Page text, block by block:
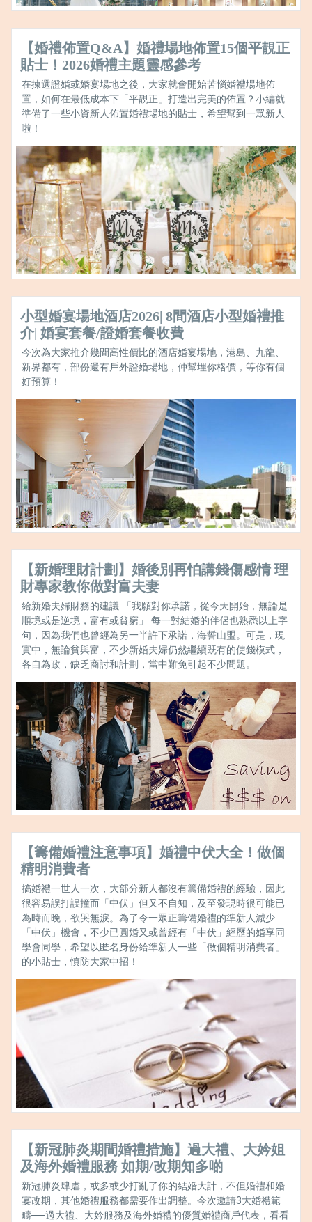
【婚禮佈置Q&A】婚禮場地佈置15個平靚正
貼士！2026婚禮主題靈感參考
在揀選證婚或婚宴場地之後，大家就會開始苦惱婚禮場地佈
置，如何在最低成本下「平靚正」打造出完美的佈置？小編就
準備了一些小資新人佈置婚禮場地的貼士，希望幫到一眾新人
啦！
小型婚宴場地酒店2026| 8間酒店小型婚禮推
介| 婚宴套餐/證婚套餐收費
今次為大家推介幾間高性價比的酒店婚宴場地，港島、九龍、
新界都有，部份還有戶外證婚場地，仲幫埋你格價，等你有個
好預算！
【新婚理財計劃】婚後別再怕講錢傷感情 理
財專家教你做對富夫妻
給新婚夫婦財務的建議 「我願對你承諾，從今天開始，無論是
順境或是逆境，富有或貧窮」 每一對結婚的伴侶也熟悉以上字
句，因為我們也曾經為另一半許下承諾，海誓山盟。可是，現
實中，無論貧與富，不少新婚夫婦仍然繼續既有的使錢模式，
各自為政，缺乏商討和計劃，當中難免引起不少問題。
【籌備婚禮注意事項】婚禮中伏大全！做個
精明消費者
搞婚禮一世人一次，大部分新人都沒有籌備婚禮的經驗，因此
很容易誤打誤撞而「中伏」但又不自知，及至發現時很可能已
為時而晚，欲哭無淚。為了令一眾正籌備婚禮的準新人減少
「中伏」機會，不少已圓婚又或曾經有「中伏」經歷的婚享同
學會同學，希望以匿名身份給準新人一些「做個精明消費者」
的小貼士，慎防大家中招！
【新冠肺炎期間婚禮措施】過大禮、大妗姐
及海外婚禮服務 如期/改期知多啲
新冠肺炎肆虐，或多或少打亂了你的結婚大計，不但婚禮和婚
宴改期，其他婚禮服務都需要作出調整。今次邀請3大婚禮範
疇──過大禮、大妗服務及海外婚禮的優質婚禮商戶代表，看看